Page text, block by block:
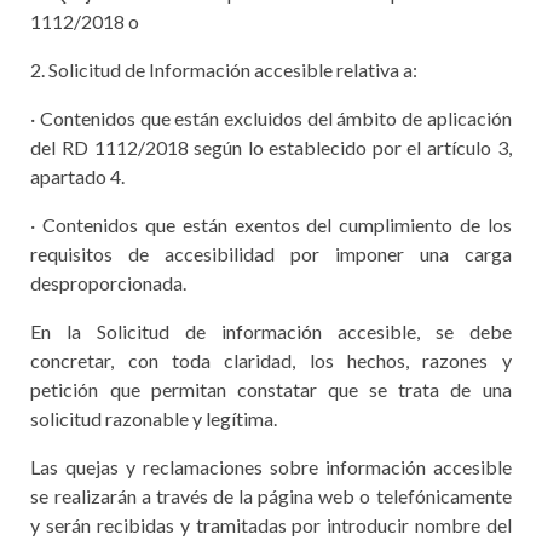
1112/2018 o
2. Solicitud de Información accesible relativa a:
· Contenidos que están excluidos del ámbito de aplicación
del RD 1112/2018 según lo establecido por el artículo 3,
apartado 4.
· Contenidos que están exentos del cumplimiento de los
requisitos de accesibilidad por imponer una carga
desproporcionada.
En la Solicitud de información accesible, se debe
concretar, con toda claridad, los hechos, razones y
petición que permitan constatar que se trata de una
solicitud razonable y legítima.
Las quejas y reclamaciones sobre información accesible
se realizarán a través de la página web o telefónicamente
y serán recibidas y tramitadas por introducir nombre del